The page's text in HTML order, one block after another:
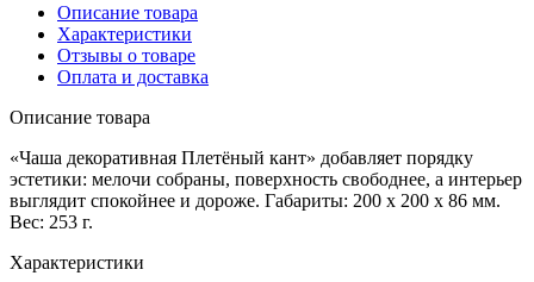
Описание товара
Характеристики
Отзывы о товаре
Оплата и доставка
Описание товара
«Чаша декоративная Плетёный кант» добавляет порядку
эстетики: мелочи собраны, поверхность свободнее, а интерьер
выглядит спокойнее и дороже. Габариты: 200 x 200 x 86 мм.
Вес: 253 г.
Характеристики